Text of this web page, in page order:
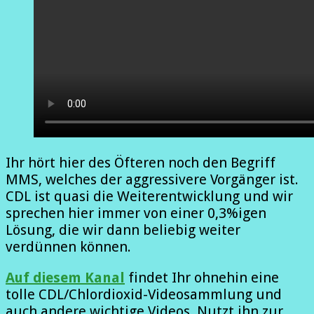
Ihr hört hier des Öfteren noch den Begriff
MMS, welches der aggressivere Vorgänger ist.
CDL ist quasi die Weiterentwicklung und wir
sprechen hier immer von einer 0,3%igen
Lösung, die wir dann beliebig weiter
verdünnen können.
Auf diesem Kanal findet Ihr ohnehin eine
tolle CDL/Chlordioxid-Videosammlung und